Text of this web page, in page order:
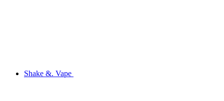
Shake &. Vape